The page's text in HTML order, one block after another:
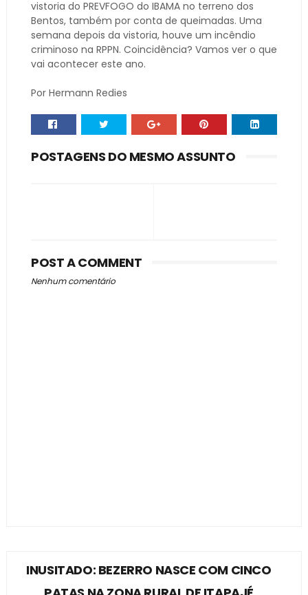
vistoria do PREVFOGO do IBAMA no terreno dos
Bentos, também por conta de queimadas. Uma
semana depois da vistoria, houve um incêndio
criminoso na RPPN. Coincidência? Vamos ver o que
vai acontecer este ano.
Por Hermann Redies
POSTAGENS DO MESMO ASSUNTO
POST A COMMENT
Nenhum comentário
INUSITADO: BEZERRO NASCE COM CINCO